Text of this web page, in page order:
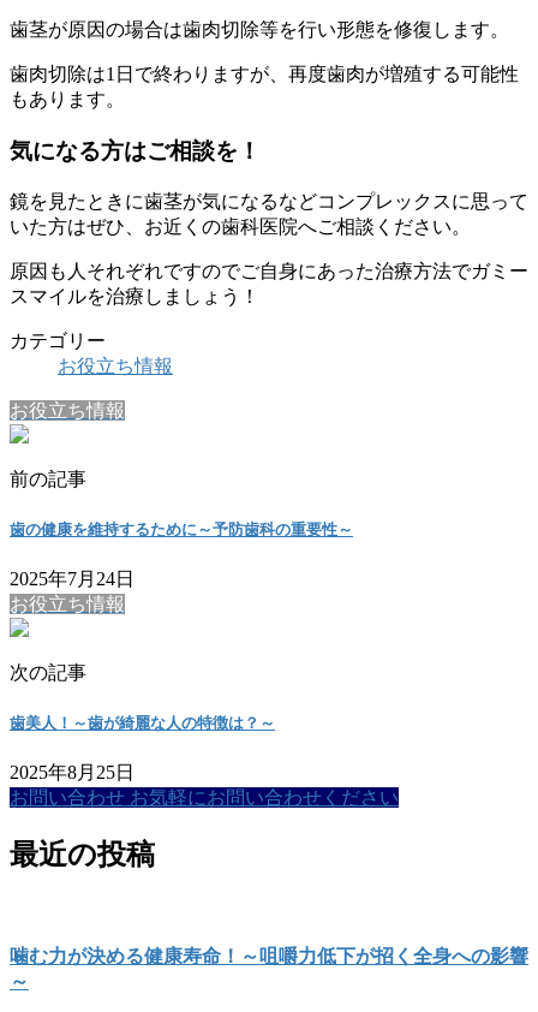
歯茎が原因の場合は歯肉切除等を行い形態を修復します。
歯肉切除は1日で終わりますが、再度歯肉が増殖する可能性
もあります。
気になる方はご相談を！
鏡を見たときに歯茎が気になるなどコンプレックスに思って
いた方はぜひ、お近くの歯科医院へご相談ください。
原因も人それぞれですのでご自身にあった治療方法でガミー
スマイルを治療しましょう！
カテゴリー
お役立ち情報
お役立ち情報
前の記事
歯の健康を維持するために～予防歯科の重要性～
2025年7月24日
お役立ち情報
次の記事
歯美人！～歯が綺麗な人の特徴は？～
2025年8月25日
お問い合わせ お気軽にお問い合わせください
最近の投稿
噛む力が決める健康寿命！～咀嚼力低下が招く全身への影響
～